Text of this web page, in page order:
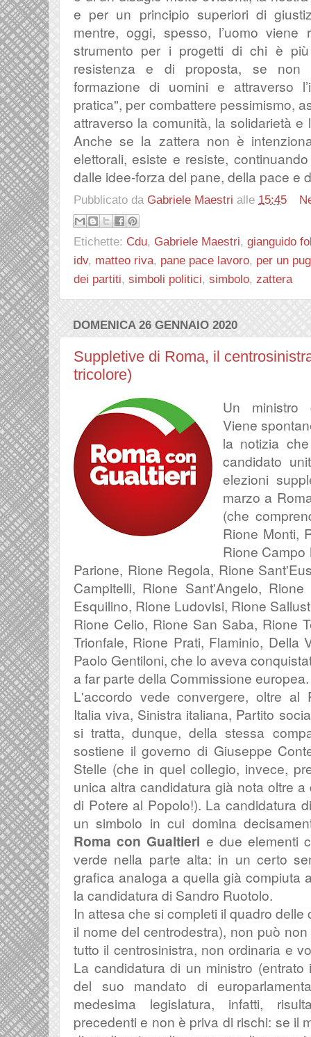
e per un principio superiori di
mentre, oggi, spesso, l’uomo
strumento per i progetti di chi è
resistenza e di proposta, se non
formazione di uomini e attraverso
pratica", per combattere pessimismo,
attraverso la comunità, la solidarietà
Anche se la zattera non è
elettorali, esiste e resiste,
dalle idee-forza del pane, della pace e
Pubblicato da Gabriele Maestri alle 15:45
Etichette: Cdu, Gabriele Maestri, gianguido
idv, matteo riva, pane pace lavoro, per un
dei partiti, simboli politici, simbolo, zattera
DOMENICA 26 GENNAIO 2020
Suppletive di Roma, il
tricolore)
Un ministro
Viene
la notizia
candidato
elezioni
marzo a
(che
Rione Monti,
Rione
Parione, Rione Regola, Rione
Campitelli, Rione Sant'Angelo,
Esquilino, Rione Ludovisi, Rione
Rione Celio, Rione San Saba, Rione
Trionfale, Rione Prati, Flaminio, Della
Paolo Gentiloni, che lo aveva
a far parte della Commissione europea.
L'accordo vede convergere, oltre al
Italia viva, Sinistra italiana, Partito
si tratta, dunque, della stessa
sostiene il governo di Giuseppe
Stelle (che in quel collegio, invece,
unica altra candidatura già nota oltre
di Potere al Popolo!). La candidatura
un simbolo in cui domina
Roma con Gualtieri e due elementi
verde nella parte alta: in un certo
grafica analoga a quella già compiuta
la candidatura di Sandro Ruotolo.
In attesa che si completi il quadro
il nome del centrodestra), non può
tutto il centrosinistra, non ordinaria e
La candidatura di un ministro
del suo mandato di
medesima legislatura, infatti,
precedenti e non è priva di rischi: se il